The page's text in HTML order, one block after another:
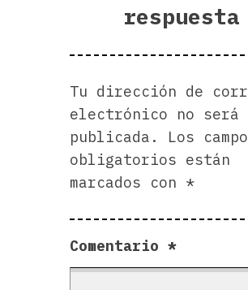
respuesta
Tu dirección de
electrónico no será
publicada.
Los
obligatorios están
marcados con *
Comentario*